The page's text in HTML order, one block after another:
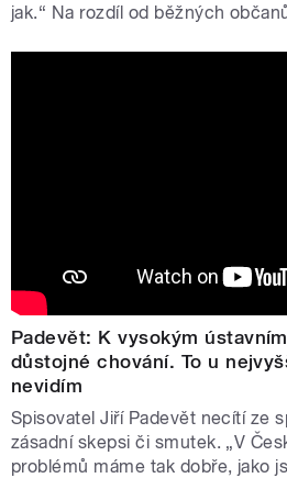
jak.“ Na rozdíl od běžných
Padevět: K vysokým
důstojné chování. To u
nevidím
Spisovatel Jiří Padevět necítí ze
zásadní skepsi či smutek. „V
problémů máme tak dobře, jako